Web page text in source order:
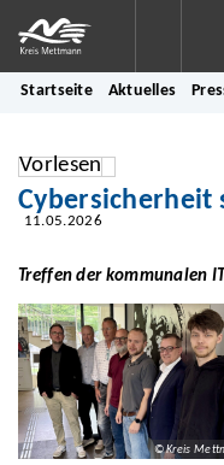
Startseite Aktuelles
Vorlesen
Cybersicherheit
11.05.2026
Treffen der kommunalen
© Kreis